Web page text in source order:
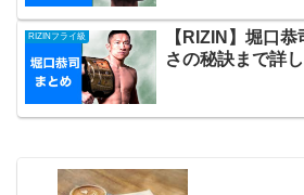
RIZINフライ級
【RIZIN】堀口
さの秘訣まで詳